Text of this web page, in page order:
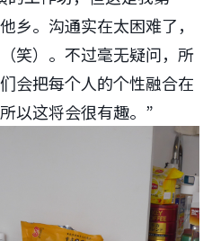
乡。沟通实在太困难了，
笑）。不过毫无疑问，所
会把每个人的个性融合在
以这将会很有趣。”